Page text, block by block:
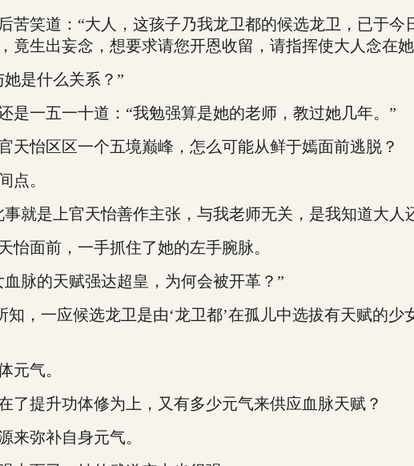
笑道：“大人，这孩子乃我龙卫都的候选龙卫，已于今
竟生出妄念，想要求请您开恩收留，请指挥使大人念在
是什么关系？”
一五一十道：“我勉强算是她的老师，教过她几年。”
怡区区一个五境巅峰，怎么可能从鲜于嫣面前逃脱？
。
是上官天怡善作主张，与我老师无关，是我知道大人
面前，一手抓住了她的左手腕脉。
的天赋强达超皇，为何会被开革？”
，一应候选龙卫是由‘龙卫都’在孤儿中选拔有天赋的少
气。
提升功体修为上，又有多少元气来供应血脉天赋？
弥补自身元气。